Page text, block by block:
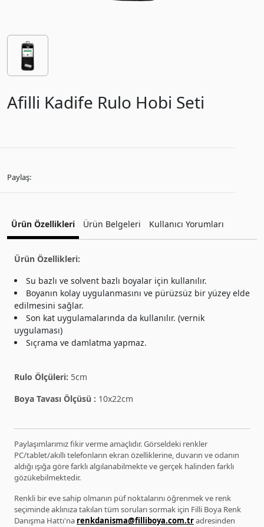
Afilli Kadife Rulo Hobi Seti
Paylaş:
Ürün Özellikleri Ürün Belgeleri Kullanıcı Yorumları
Ürün Özellikleri:
Su bazlı ve solvent bazlı boyalar için kullanılır.
Boyanın kolay uygulanmasını ve pürüzsüz bir yüzey elde
edilmesini sağlar.
Son kat uygulamalarında da kullanılır. (vernik
uygulaması)
Sıçrama ve damlatma yapmaz.
Rulo Ölçüleri: 5cm
Boya Tavası Ölçüsü : 10x22cm
Paylaşımlarımız fikir verme amaçlıdır. Görseldeki renkler
PC/tablet/akıllı telefonların ekran özelliklerine, duvarın ve odanın
aldığı ışığa göre farklı algılanabilmekte ve gerçek halinden farklı
gözükebilmektedir.
Renkli bir eve sahip olmanın püf noktalarını öğrenmek ve renk
seçiminde aklınıza takılan tüm soruları sormak için Filli Boya Renk
Danışma Hattı'na renkdanisma@filliboya.com.tradresinden